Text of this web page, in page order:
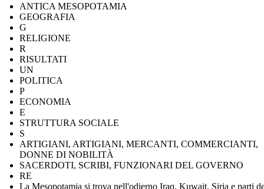
ANTICA MESOPOTAMIA
GEOGRAFIA
G
RELIGIONE
R
RISULTATI
UN
POLITICA
P
ECONOMIA
E
STRUTTURA SOCIALE
S
ARTIGIANI, ARTIGIANI, MERCANTI, COMMERCIANTI,
DONNE DI NOBILITÀ
SACERDOTI, SCRIBI, FUNZIONARI DEL GOVERNO
RE
La Mesopotamia si trova nell'odierno Iraq, Kuwait, Siria e parti